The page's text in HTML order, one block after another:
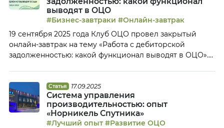
функции […]
выводят в ОЦО
#Бизнес-завтраки #Онлайн-завтрак
19 сентября 2025 года Клуб ОЦО провел закрытый
онлайн-завтрак на тему «Работа с дебиторской
задолженностью: какой функционал выводят в ОЦО».
мероприятий Клуба ОЦО 05:30 Какой функционал по
работе с дебиторской задолженности централизован
в ОЦО, какие инструменты применяются для этого?
12:09 Какие существуют внутренние метрики […]
Статья 17.09.2025
Система управления
производительностью: опыт
«Норникель Спутника»
#Лучший опыт #Развитие ОЦО